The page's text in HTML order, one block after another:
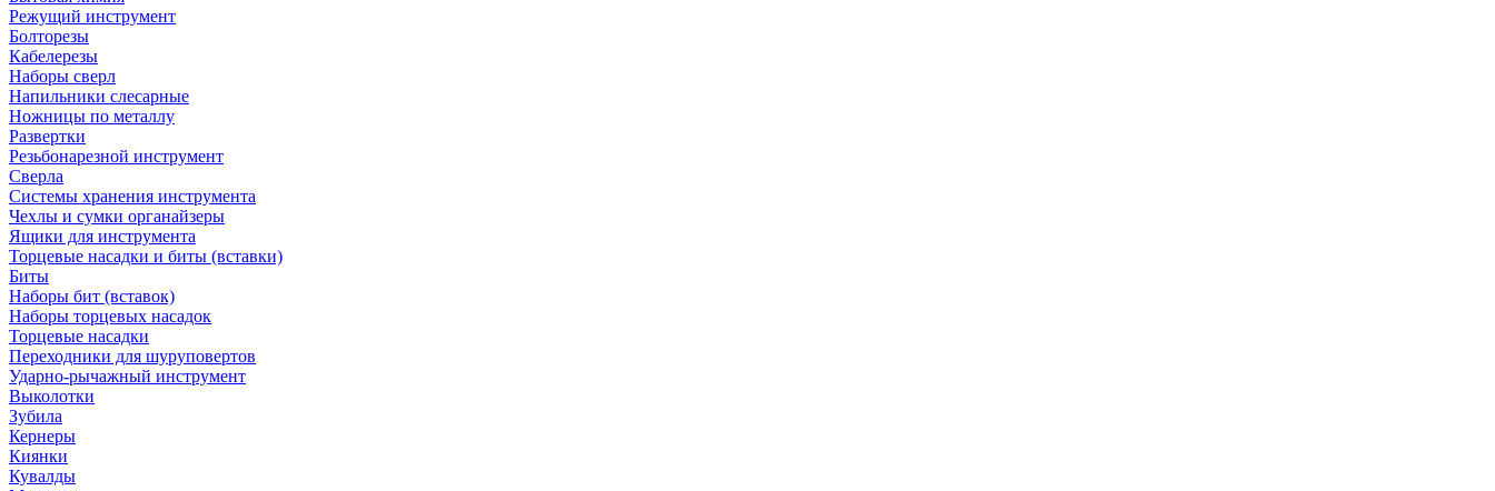
Режущий инструмент
Болторезы
Кабелерезы
Наборы сверл
Напильники слесарные
Ножницы по металлу
Развертки
Резьбонарезной инструмент
Сверла
Системы хранения инструмента
Чехлы и сумки органайзеры
Ящики для инструмента
Торцевые насадки и биты (вставки)
Биты
Наборы бит (вставок)
Наборы торцевых насадок
Торцевые насадки
Переходники для шуруповертов
Ударно-рычажный инструмент
Выколотки
Зубила
Кернеры
Киянки
Кувалды